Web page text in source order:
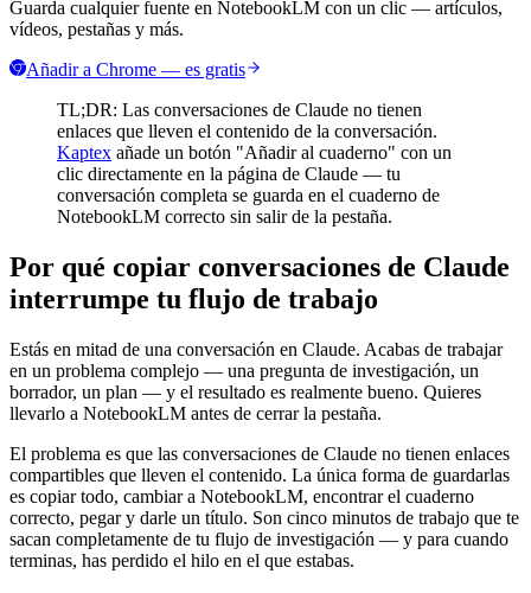
Guarda cualquier fuente en NotebookLM con un clic — artículos,
vídeos, pestañas y más.
Añadir a Chrome — es gratis
TL;DR: Las conversaciones de Claude no tienen
enlaces que lleven el contenido de la conversación.
Kaptex añade un botón "Añadir al cuaderno" con un
clic directamente en la página de Claude — tu
conversación completa se guarda en el cuaderno de
NotebookLM correcto sin salir de la pestaña.
Por qué copiar conversaciones de Claude
interrumpe tu flujo de trabajo
Estás en mitad de una conversación en Claude. Acabas de trabajar
en un problema complejo — una pregunta de investigación, un
borrador, un plan — y el resultado es realmente bueno. Quieres
llevarlo a NotebookLM antes de cerrar la pestaña.
El problema es que las conversaciones de Claude no tienen enlaces
compartibles que lleven el contenido. La única forma de guardarlas
es copiar todo, cambiar a NotebookLM, encontrar el cuaderno
correcto, pegar y darle un título. Son cinco minutos de trabajo que te
sacan completamente de tu flujo de investigación — y para cuando
terminas, has perdido el hilo en el que estabas.